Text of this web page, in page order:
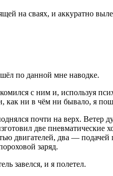
на сваях, и аккуратно
по данной мне наводке.
с ним и, используя
и, как ни в чём ни бывало, я
почти на верх. Ветер
две пневматические
двигателей, два — подачей
заряд.
завелся, и я полетел.